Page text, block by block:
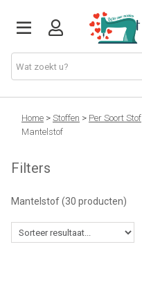
Machines
Stoffen
Home > Stoffen > Per Soort Stof
Mantelstof
Filters
Mantelstof(30 producten)